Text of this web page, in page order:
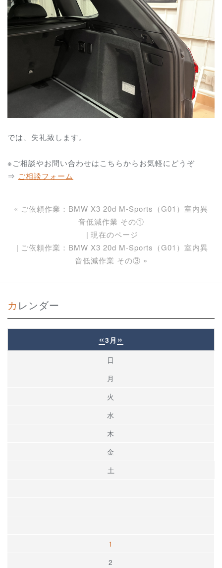
では、失礼致します。
※ご相談やお問い合わせはこちらからお気軽にどうぞ
⇒ ご相談フォーム
« ご依頼作業：BMW X3 20d M-Sports（G01）室内異
音低減作業 その①
現在のページ
ご依頼作業：BMW X3 20d M-Sports（G01）室内異
音低減作業 その③ »
カレンダー
«3月 »
日
月
火
水
木
金
土
1
2